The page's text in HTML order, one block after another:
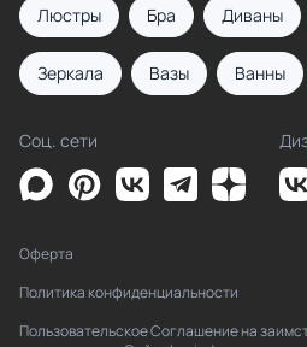
Люстры Бра Диваны
Зеркала Вазы Ванны
Соц. сети
Оферта
Политика конфиденциальности
Пользовательское Соглашение на